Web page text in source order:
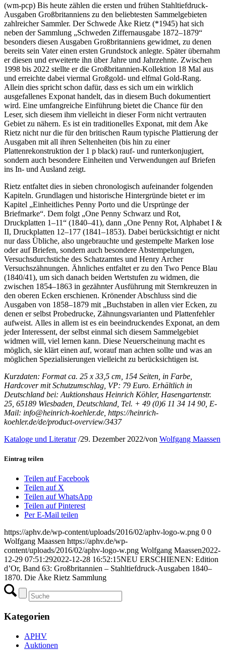
(wm-pcp) Bis heute zählen die ersten und frühen Stahltiefdruck-
Ausgaben Großbritanniens zu den beliebtesten Sammelgebieten
zahlreicher Sammler. Der Schwede Åke Rietz (*1945) hat sich
neben der Sammlung „Schweden Ziffernausgabe 1872–1879“
besonders diesen Ausgaben Großbritanniens gewidmet, zu denen
bereits sein Vater einen ersten Grundstock anlegte. Später übernahm
er diesen und erweiterte ihn über Jahre und Jahrzehnte. Zwischen
1998 bis 2022 stellte er die Großbritannien-Kollektion 18 Mal aus
und erreichte dabei viermal Großgold- und elfmal Gold-Rang.
Allein dies spricht schon dafür, dass es sich um ein wirklich
ausgefallenes Exponat handelt, das in diesem Buch dokumentiert
wird. Eine umfangreiche Einführung bietet die Chance für den
Leser, sich diesem ihm vielleicht in dieser Form nicht vertrauten
Gebiet zu nähern. Es ist ein traditionelles Exponat, mit dem Åke
Rietz nicht nur die für den britischen Raum typische Plattierung der
Ausgaben mit all ihren Seltenheiten (bis hin zu einer
Plattenrekonstruktion der 1 p black) rauf- und runterkonjugiert,
sondern auch besondere Einheiten und Verwendungen auf Briefen
ins In- und Ausland zeigt.
Rietz entfaltet dies in sieben chronologisch aufeinander folgenden
Kapiteln. Grundlagen und historische Hintergründe bietet er im
Kapitel „Einheitliches Penny Porto und die Ursprünge der
Briefmarke“. Dem folgt „One Penny Schwarz und Rot,
Druckplatten 1–11“ (1840–41), dann „One Penny Rot, Alphabet I &
II, Druckplatten 12–177 (1841–1853). Dabei berücksichtigt er nicht
nur dass Übliche, also ungebrauchte und gestempelte Marken lose
oder auf Briefen, sondern auch besondere Abstempelungen,
Versuchsdurchstiche des Schatzamtes und Henry Archer
Versuchszähnungen. Ähnliches entfaltet er zu den Two Pence Blau
(1840/41), um sich danach beiden Wertstufen zu widmen, die
zwischen 1854–1863 in gezähnter Ausführung mit Sternkreuzen in
den oberen Ecken erschienen. Krönender Abschluss sind die
Ausgaben von 1858–1879 mit „Buchstaben in allen vier Ecken, zu
denen er selbst Probedrucke, Zähnungsvarianten und Plattenfehler
aufweist. Alles in allem ist es ein beeindruckendes Exponat, an dem
jeder Interessent, der selbst einmal sich diesem Sammelgebiet
widmen will, viel lernen kann. Diese Neuerscheinung macht es
möglich, sie klärt einen auf, worauf man achten sollte und was an
möglichen Spezialisierungen vielleicht zu berücksichtigen ist.
Kurzdaten: Format ca. 25 x 33,5 cm, 154 Seiten, in Farbe,
Hardcover mit Schutzumschlag, VP: 79 Euro. Erhältlich in
Deutschland bei: Auktionshaus Heinrich Köhler, Hasengartenstr.
25, 65189 Wiesbaden, Deutschland, Tel. + 49 (0)6 11 34 14 90, E-
Mail: info@heinrich-koehler.de, https://heinrich-
koehler.de/de/product-overview/3437
Kataloge und Literatur /29. Dezember 2022/von Wolfgang Maassen
Eintrag teilen
Teilen auf Facebook
Teilen auf X
Teilen auf WhatsApp
Teilen auf Pinterest
Per E-Mail teilen
https://aphv.de/wp-content/uploads/2016/02/aphv-logo-w.png 0 0
Wolfgang Maassen https://aphv.de/wp-
content/uploads/2016/02/aphv-logo-w.png Wolfgang Maassen2022-
12-29 07:51:292022-12-28 16:52:15NEU ERSCHIENEN: Edition
d’Or, Band 63: Großbritannien – Stahltiefdruck-Ausgaben 1840–
1870. Die Åke Rietz Sammlung
Kategorien
APHV
Auktionen